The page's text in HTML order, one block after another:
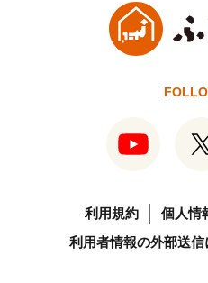
利用規約
個人情
利用者情報の外部送信